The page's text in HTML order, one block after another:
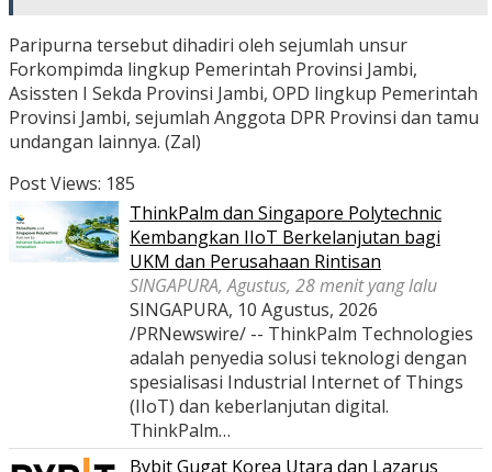
Paripurna tersebut dihadiri oleh sejumlah unsur
Forkompimda lingkup Pemerintah Provinsi Jambi,
Asissten I Sekda Provinsi Jambi, OPD lingkup Pemerintah
Provinsi Jambi, sejumlah Anggota DPR Provinsi dan tamu
undangan lainnya. (Zal)
Post Views: 185
ThinkPalm dan Singapore Polytechnic
Kembangkan IIoT Berkelanjutan bagi
UKM dan Perusahaan Rintisan
SINGAPURA, Agustus, 28 menit yang lalu
SINGAPURA, 10 Agustus, 2026
/PRNewswire/ -- ThinkPalm Technologies
adalah penyedia solusi teknologi dengan
spesialisasi Industrial Internet of Things
(IIoT) dan keberlanjutan digital.
ThinkPalm…
Bybit Gugat Korea Utara dan Lazarus